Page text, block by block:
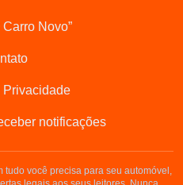
Carro Novo”
Privacidade
notificações
tudo você precisa para seu automóvel,